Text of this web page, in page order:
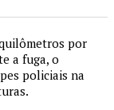
por
a fuga, o
policiais na